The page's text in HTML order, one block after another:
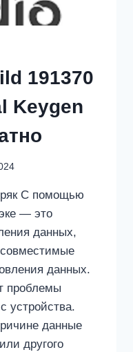
191370
Keygen
С помощью
— это
данных,
данных.
проблемы
устройства.
данные
другого